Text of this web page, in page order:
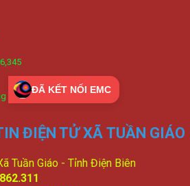
ĐÃ KẾT NỐI EMC
ĐIỆN TỬ XÃ TUẦN GIÁO
Tuần Giáo - Tỉnh Điện Biên